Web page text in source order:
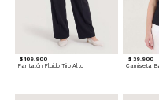
$ 109.900
Pantalón Fluido Tiro Alto
$ 39.900